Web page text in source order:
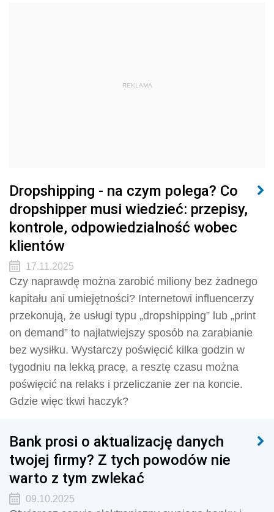
REKLAMA
Dropshipping - na czym polega? Co
dropshipper musi wiedzieć: przepisy,
kontrole, odpowiedzialność wobec
klientów
17.11.2025
Czy naprawdę można zarobić miliony bez żadnego
kapitału ani umiejętności? Internetowi influencerzy
przekonują, że usługi typu „dropshipping” lub „print
on demand” to najłatwiejszy sposób na zarabianie
bez wysiłku. Wystarczy poświęcić kilka godzin w
tygodniu na lekką pracę, a resztę czasu można
poświęcić na relaks i przeliczanie zer na koncie.
Gdzie więc tkwi haczyk?
Bank prosi o aktualizację danych
twojej firmy? Z tych powodów nie
warto z tym zwlekać
09.10.2025